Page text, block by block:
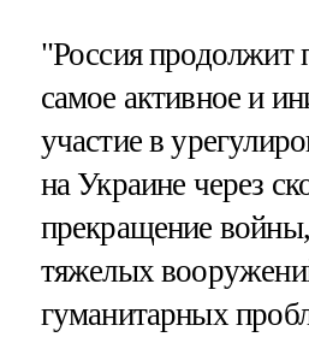
"Россия продолжит
самое активное и
участие в
на Украине через
прекращение
тяжелых
гуманитарных